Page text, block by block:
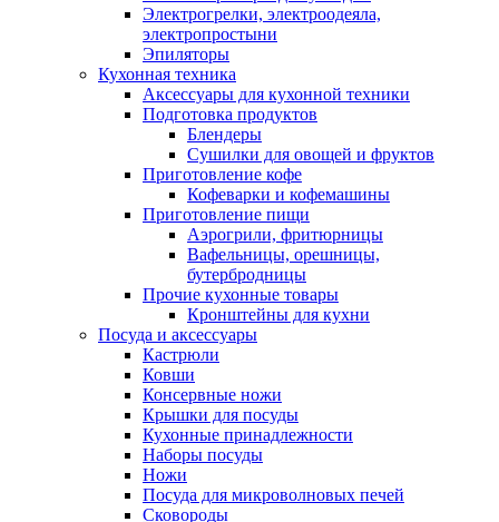
Электрогрелки, электроодеяла,
электропростыни
Эпиляторы
Кухонная техника
Аксессуары для кухонной техники
Подготовка продуктов
Блендеры
Сушилки для овощей и фруктов
Приготовление кофе
Кофеварки и кофемашины
Приготовление пищи
Аэрогрили, фритюрницы
Вафельницы, орешницы,
бутербродницы
Прочие кухонные товары
Кронштейны для кухни
Посуда и аксессуары
Кастрюли
Ковши
Консервные ножи
Крышки для посуды
Кухонные принадлежности
Наборы посуды
Ножи
Посуда для микроволновых печей
Сковороды